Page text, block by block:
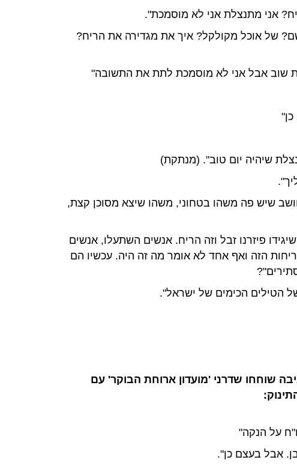
אני מתנצלת אני לא מוסמכת".
של אוכל מקולקל? איך את מגדירה את הריח?
שוב אבל אני לא מוסמכת לתת את התשובה"
שיהיה יום טוב". (מנתקת)
שיש פה משהו בטחוני, משהו שיצא מסוכן קצת,
פיזרנו זבל וזה הריח. אנשים השתעלו, אנשים
הזה ואף אחד לא אומר מה זה היה. עכשיו הם
הטילים הכימים של ישראל".
שוחחו שדרני 'מועדון ארוחת הבוקר' עם
על הנקה"
אבל בעצם כן".